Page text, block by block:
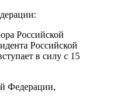
Российской
Российской
в силу с 15
Федерации,